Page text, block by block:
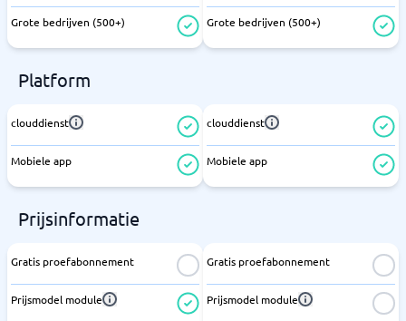
Grote bedrijven (500+) Grote bedrijven (500+)
Platform
clouddienst
Mobiele app
clouddienst
Mobiele app
Prijsinformatie
Gratis proefabonnement
Prijsmodel module
Gratis proefabonnement
Prijsmodel module